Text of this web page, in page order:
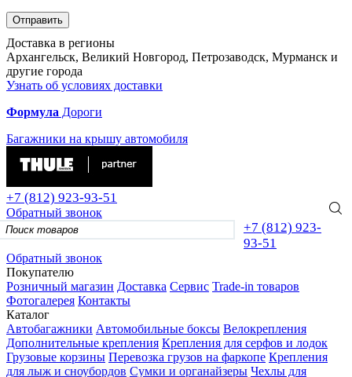
Отправить
Доставка в регионы
Архангельск, Великий Новгород, Петрозаводск, Мурманск и
другие города
Узнать об условиях доставки
Формула Дороги
Багажники на крышу автомобиля
+7 (812) 923-93-51
Обратный звонок
+7 (812) 923-
93-51
Обратный звонок
Покупателю
Розничный магазин Доставка Сервис Trade-in товаров
Фотогалерея Контакты
Каталог
Автобагажники Автомобильные боксы Велокрепления
Дополнительные крепления Крепления для серфов и лодок
Грузовые корзины Перевозка грузов на фаркопе Крепления
для лыж и сноубордов Сумки и органайзеры Чехлы для